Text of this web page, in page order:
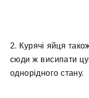
2. Курячі яйця
сюди ж висипати
однорідного стану.